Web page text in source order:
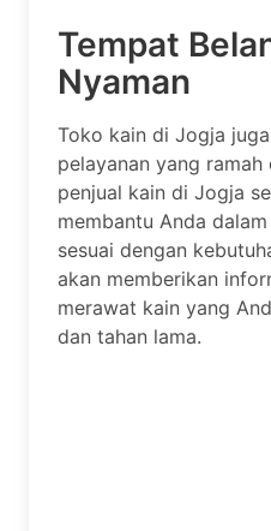
Tempat
Nyaman
Toko kain di Jogja
pelayanan yang ramah
penjual kain di Jogja
membantu Anda
sesuai dengan
akan memberikan
merawat kain yang
dan tahan lama.